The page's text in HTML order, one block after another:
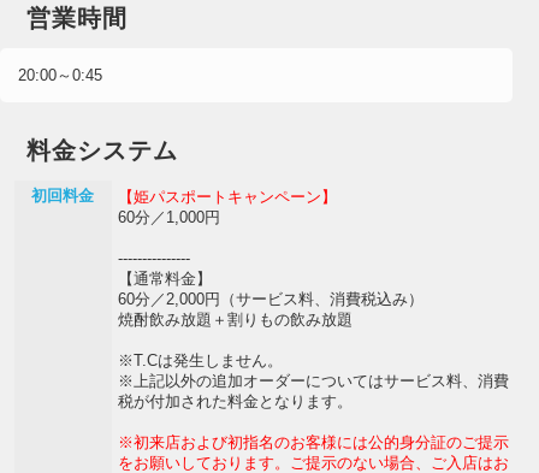
営業時間
20:00～0:45
料金システム
初回料金
【姫パスポートキャンペーン】
60分／1,000円
---------------
【通常料金】
60分／2,000円（サービス料、消費税込み）
焼酎飲み放題＋割りもの飲み放題
※T.Cは発生しません。
※上記以外の追加オーダーについてはサービス料、消費
税が付加された料金となります。
※初来店および初指名のお客様には公的身分証のご提示
をお願いしております。ご提示のない場合、ご入店はお